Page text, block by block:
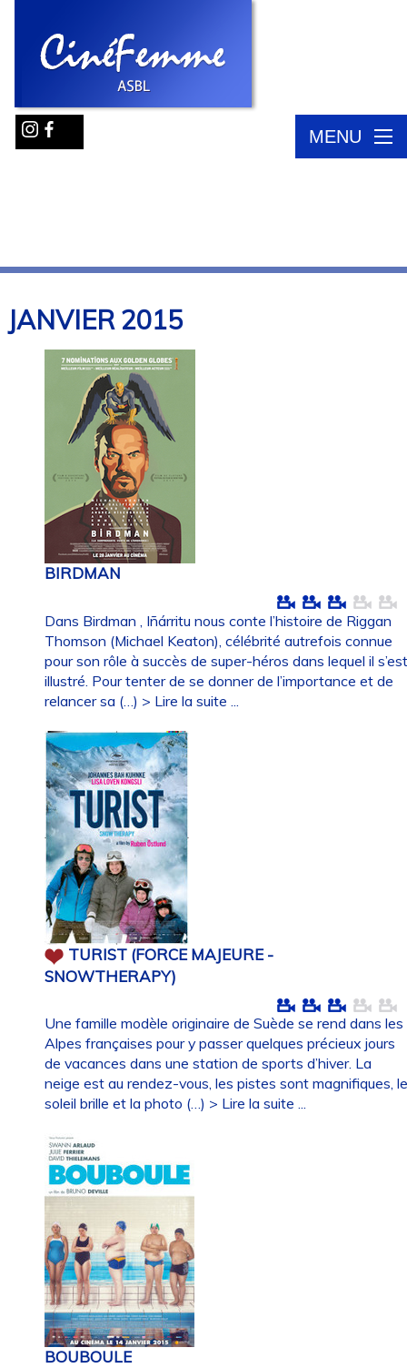
MENU
JANVIER2015
BIRDMAN
Dans Birdman , Iñárritu nous conte l’histoire de Riggan
Thomson (Michael Keaton), célébrité autrefois connue
pour son rôle à succès de super-héros dans lequel il
illustré. Pour tenter de se donner de l’importance et de
relancer sa (…) > Lire la suite ...
TURIST (FORCE MAJEURE -
SNOWTHERAPY)
Une famille modèle originaire de Suède se rend dans les
Alpes françaises pour y passer quelques précieux jours
de vacances dans une station de sports d’hiver. La
neige est au rendez-vous, les pistes sont magnifiques,
soleil brille et la photo (…) > Lire la suite ...
BOUBOULE